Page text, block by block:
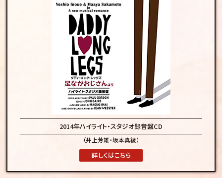
2014年ハイライト・スタジオ録音盤CD
（井上芳雄・坂本真綾）
詳しくはこちら